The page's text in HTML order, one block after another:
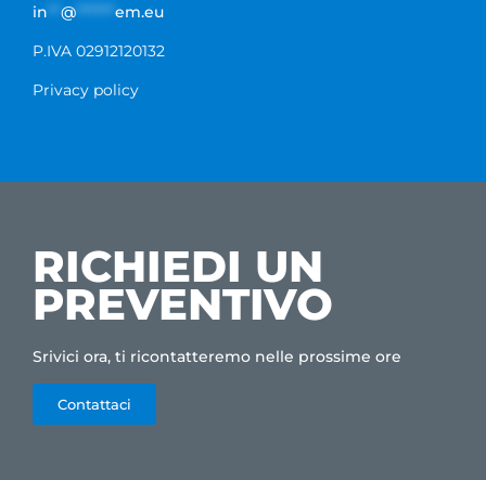
in
@ ****** em.eu
P.IVA 02912120132
Privacy policy
RICHIEDI UN
PREVENTIVO
Srivici ora, ti ricontatteremo nelle prossime ore
Contattaci